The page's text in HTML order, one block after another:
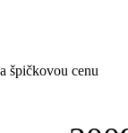
špičkovou cenu